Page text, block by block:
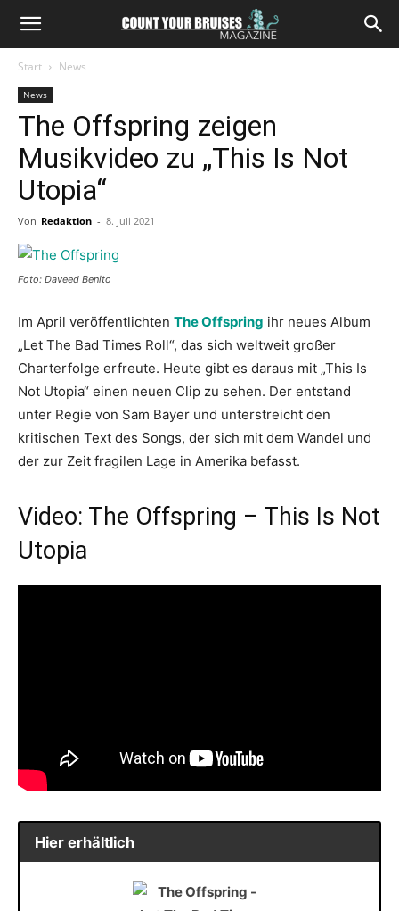
Start News
News
The Offspring zeigen
Musikvideo zu „This Is Not
Utopia“
Von Redaktion - 8. Juli 2021
Foto: Daveed Benito
Im April veröffentlichten The Offspring ihr neues Album
„Let The Bad Times Roll“, das sich weltweit großer
Charterfolge erfreute. Heute gibt es daraus mit „This Is
Not Utopia“ einen neuen Clip zu sehen. Der entstand
unter Regie von Sam Bayer und unterstreicht den
kritischen Text des Songs, der sich mit dem Wandel und
der zur Zeit fragilen Lage in Amerika befasst.
Video: The Offspring – This Is Not
Utopia
Hier erhältlich